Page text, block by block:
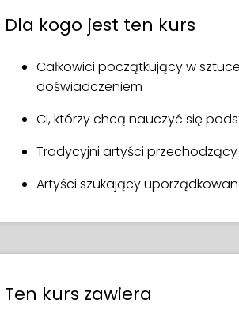
proces pracy, umiejętnie korzystać z
Ona pokaże ci eksperckie triki, które
piękne kolory, opanować narzędzia
pomogą utrwalić zdobytą wiedzę,
Niezależnie czy jesteś całkowicie
Pożegnaj się z frustracją – zacznij
Dla kogo jest ten kurs
Całkowici początkujący w
doświadczeniem
Ci, którzy chcą nauczyć się
Tradycyjni artyści
Artyści szukający
Ten kurs zawiera